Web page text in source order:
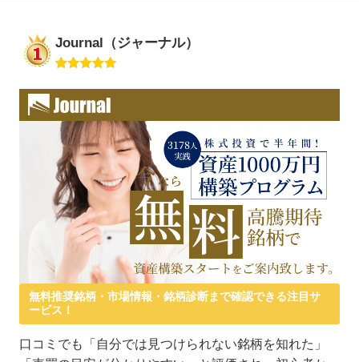
Journal（ジャーナル）
無料推奨銘柄・市場情報・銘柄診断まで確認できる注目サ
ービス！
口コミでも「自分では見つけられない銘柄を知れた」